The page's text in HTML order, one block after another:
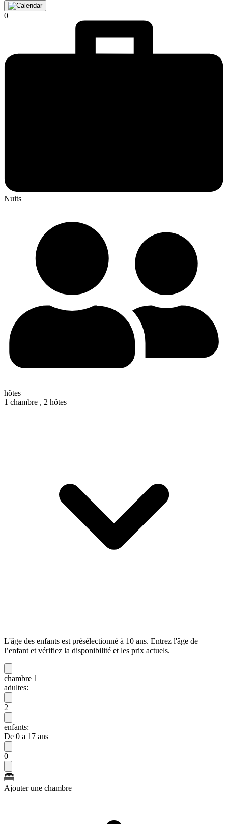
0
Nuits
hôtes
1 chambre , 2 hôtes
L'âge des enfants est présélectionné à 10 ans. Entrez l'âge de
l’enfant et vérifiez la disponibilité et les prix actuels.
chambre 1
adultes:
2
enfants:
De 0 a 17 ans
0
Ajouter une chambre